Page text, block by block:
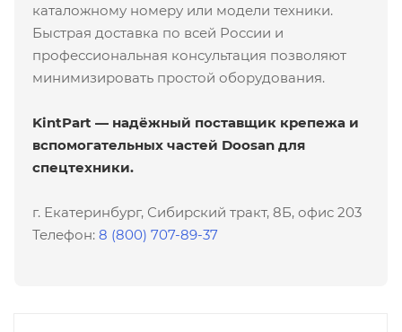
каталожному номеру или модели техники.
Быстрая доставка по всей России и
профессиональная консультация позволяют
минимизировать простой оборудования.
KintPart — надёжный поставщик крепежа и
вспомогательных частей Doosan для
спецтехники.
г. Екатеринбург, Сибирский тракт, 8Б, офис 203
Телефон: 8 (800) 707-89-37